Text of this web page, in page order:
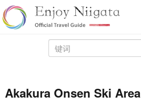
Akakura Onsen Ski Area